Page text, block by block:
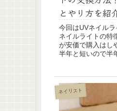
とやり方を紹
今回はUVネイル
ネイルライトの特
が安価で購入はし
半年と短いので半
ネイリスト